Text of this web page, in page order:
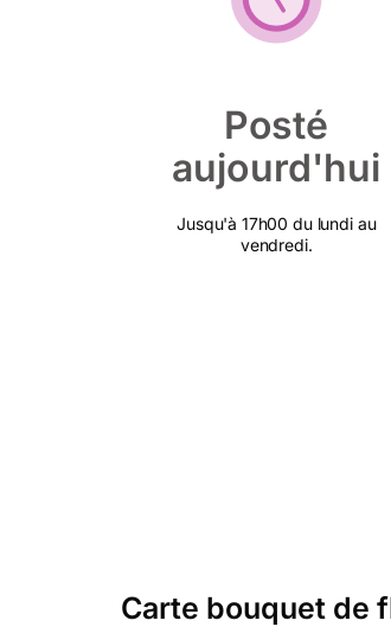
Posté
aujourd'hui
Jusqu'à 17h00 du lundi au
vendredi.
Carte bouquet de